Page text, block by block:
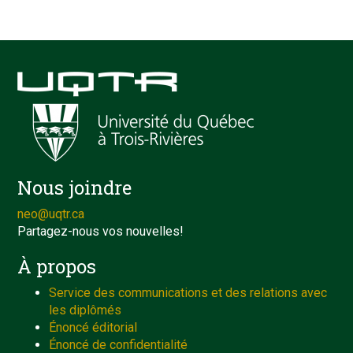
Nous joindre
neo@uqtr.ca
Partagez-nous vos nouvelles!
À propos
Service des communications et des relations avec
les diplômés
Énoncé éditorial
Énoncé de confidentialité